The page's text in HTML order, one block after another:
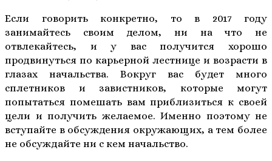
Если говорить конкретно, то в 2017 году
занимайтесь своим делом, ни на что не
отвлекайтесь, и у вас получится хорошо
продвинуться по карьерной лестнице и возрасти в
глазах начальства. Вокруг вас будет много
сплетников и завистников, которые могут
попытаться помешать вам приблизиться к своей
цели и получить желаемое. Именно поэтому не
вступайте в обсуждения окружающих, а тем более
не обсуждайте ни с кем начальство.